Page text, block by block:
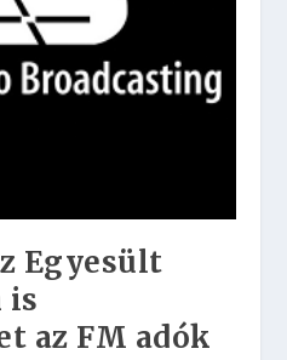
Egyesült
is
az FM adók